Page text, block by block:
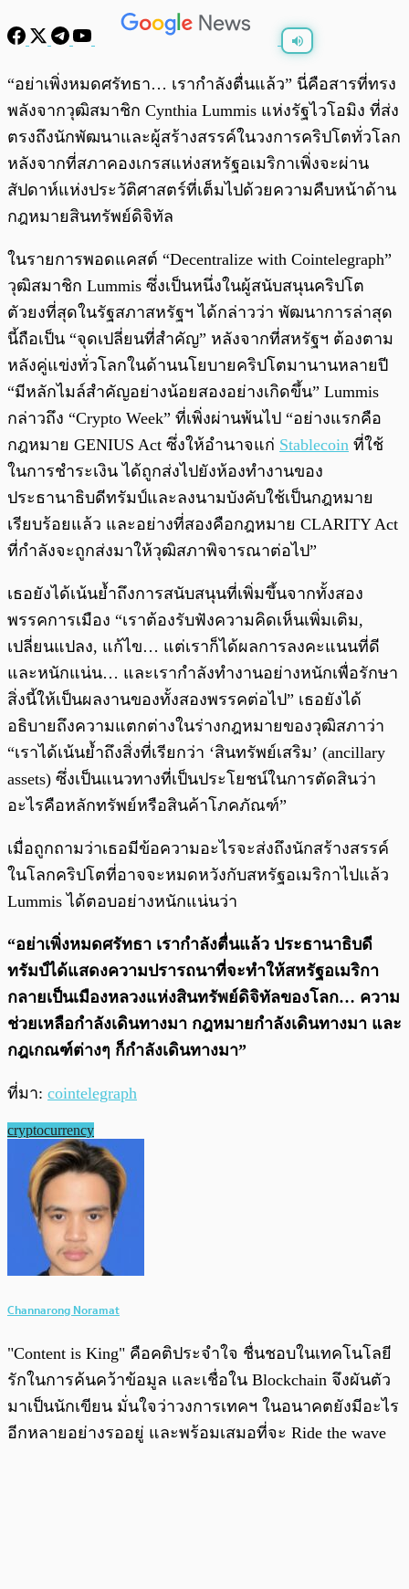
พร้อมเล่น 0:00 0:00
“อย่าเพิ่งหมดศรัทธา… เรากำลังตื่นแล้ว” นี่คือสารที่ทรง
พลังจากวุฒิสมาชิก Cynthia Lummis แห่งรัฐไวโอมิง ที่ส่ง
ตรงถึงนักพัฒนาและผู้สร้างสรรค์ในวงการคริปโตทั่วโลก
หลังจากที่สภาคองเกรสแห่งสหรัฐอเมริกาเพิ่งจะผ่าน
สัปดาห์แห่งประวัติศาสตร์ที่เต็มไปด้วยความคืบหน้าด้าน
กฎหมายสินทรัพย์ดิจิทัล
ในรายการพอดแคสต์ “Decentralize with Cointelegraph”
วุฒิสมาชิก Lummis ซึ่งเป็นหนึ่งในผู้สนับสนุนคริปโต
ตัวยงที่สุดในรัฐสภาสหรัฐฯ ได้กล่าวว่า พัฒนาการล่าสุด
นี้ถือเป็น “จุดเปลี่ยนที่สำคัญ” หลังจากที่สหรัฐฯ ต้องตาม
หลังคู่แข่งทั่วโลกในด้านนโยบายคริปโตมานานหลายปี
“มีหลักไมล์สำคัญอย่างน้อยสองอย่างเกิดขึ้น” Lummis
กล่าวถึง “Crypto Week” ที่เพิ่งผ่านพ้นไป “อย่างแรกคือ
กฎหมาย GENIUS Act ซึ่งให้อำนาจแก่ Stablecoin ที่ใช้
ในการชำระเงิน ได้ถูกส่งไปยังห้องทำงานของ
ประธานาธิบดีทรัมป์และลงนามบังคับใช้เป็นกฎหมาย
เรียบร้อยแล้ว และอย่างที่สองคือกฎหมาย CLARITY Act
ที่กำลังจะถูกส่งมาให้วุฒิสภาพิจารณาต่อไป”
เธอยังได้เน้นย้ำถึงการสนับสนุนที่เพิ่มขึ้นจากทั้งสอง
พรรคการเมือง “เราต้องรับฟังความคิดเห็นเพิ่มเติม,
เปลี่ยนแปลง, แก้ไข… แต่เราก็ได้ผลการลงคะแนนที่ดี
และหนักแน่น… และเรากำลังทำงานอย่างหนักเพื่อรักษา
สิ่งนี้ให้เป็นผลงานของทั้งสองพรรคต่อไป” เธอยังได้
อธิบายถึงความแตกต่างในร่างกฎหมายของวุฒิสภาว่า
“เราได้เน้นย้ำถึงสิ่งที่เรียกว่า ‘สินทรัพย์เสริม’ (ancillary
assets) ซึ่งเป็นแนวทางที่เป็นประโยชน์ในการตัดสินว่า
อะไรคือหลักทรัพย์หรือสินค้าโภคภัณฑ์”
เมื่อถูกถามว่าเธอมีข้อความอะไรจะส่งถึงนักสร้างสรรค์
ในโลกคริปโตที่อาจจะหมดหวังกับสหรัฐอเมริกาไปแล้ว
Lummis ได้ตอบอย่างหนักแน่นว่า
“อย่าเพิ่งหมดศรัทธา เรากำลังตื่นแล้ว ประธานาธิบดี
ทรัมป์ได้แสดงความปรารถนาที่จะทำให้สหรัฐอเมริกา
กลายเป็นเมืองหลวงแห่งสินทรัพย์ดิจิทัลของโลก… ความ
ช่วยเหลือกำลังเดินทางมา กฎหมายกำลังเดินทางมา และ
กฎเกณฑ์ต่างๆ ก็กำลังเดินทางมา”
ที่มา: cointelegraph
cryptocurrency
Channarong Noramat
"Content is King" คือคติประจำใจ ชื่นชอบในเทคโนโลยี
รักในการค้นคว้าข้อมูล และเชื่อใน Blockchain จึงผันตัว
มาเป็นนักเขียน มั่นใจว่าวงการเทคฯ ในอนาคตยังมีอะไร
อีกหลายอย่างรออยู่ และพร้อมเสมอที่จะ Ride the wave